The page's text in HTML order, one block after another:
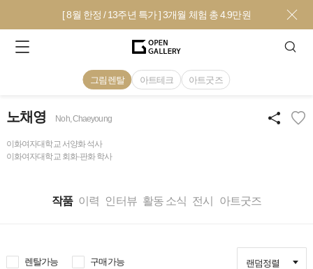
[ 8월 한정 / 13주년 특가 ] 3개월 체험 총 4.9만원
그림렌탈 아트테크 아트굿즈
노채영 Noh, Chaeyoung
이화여자대학교 서양화 석사
이화여자대학교 회화·판화 학사
작품 이력 인터뷰 활동 소식 전시 아트굿즈
렌탈가능 구매가능 랜덤정렬